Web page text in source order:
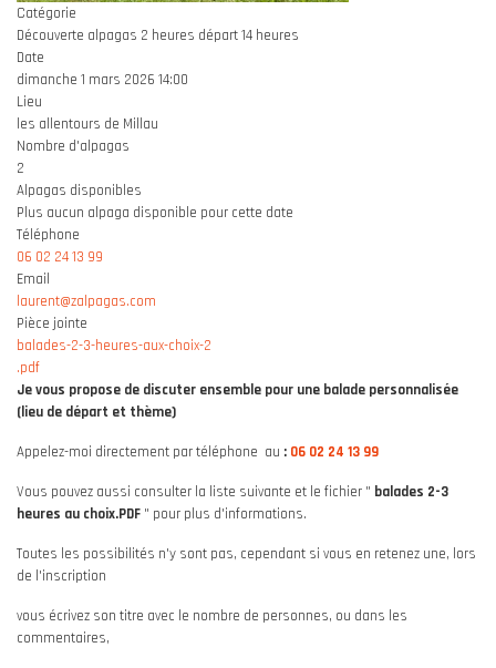
Catégorie
Découverte alpagas 2 heures départ 14 heures
Date
dimanche 1 mars 2026 14:00
Lieu
les allentours de Millau
Nombre d'alpagas
2
Alpagas disponibles
Plus aucun alpaga disponible pour cette date
Téléphone
06 02 24 13 99
Email
laurent@zalpagas.com
Pièce jointe
balades-2-3-heures-aux-choix-2
.pdf
Je vous propose de discuter ensemble pour une balade personnalisée
(lieu de départ et thème)
Appelez-moi directement par téléphone au : 06 02 24 13 99
Vous pouvez aussi consulter la liste suivante et le fichier " balades 2-3
heures au choix.PDF " pour plus d'informations.
Toutes les possibilités n'y sont pas, cependant si vous en retenez une, lors
de l'inscription
vous écrivez son titre avec le nombre de personnes, ou dans les
commentaires,